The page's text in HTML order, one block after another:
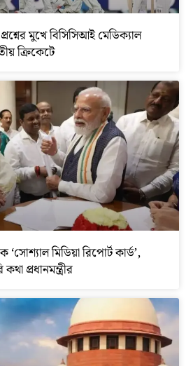
মুখে বিসিসিআই মেডিক্যাল
ক্রিকেটে
মিডিয়া রিপোর্ট কার্ড’,
প্রধানমন্ত্রীর